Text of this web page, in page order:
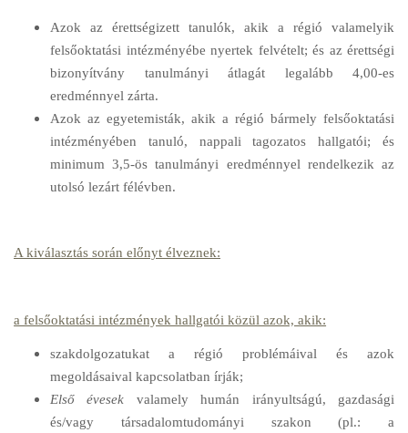
Azok az érettségizett tanulók, akik a régió valamelyik
felsőoktatási intézményébe nyertek felvételt; és az érettségi
bizonyítvány tanulmányi átlagát legalább 4,00-es
eredménnyel zárta.
Azok az egyetemisták, akik a régió bármely felsőoktatási
intézményében tanuló, nappali tagozatos hallgatói; és
minimum 3,5-ös tanulmányi eredménnyel rendelkezik az
utolsó lezárt félévben.
A kiválasztás során előnyt élveznek:
a felsőoktatási intézmények hallgatói közül azok, akik:
szakdolgozatukat a régió problémáival és azok
megoldásaival kapcsolatban írják;
Első évesek valamely humán irányultságú, gazdasági
és/vagy társadalomtudományi szakon (pl.: a